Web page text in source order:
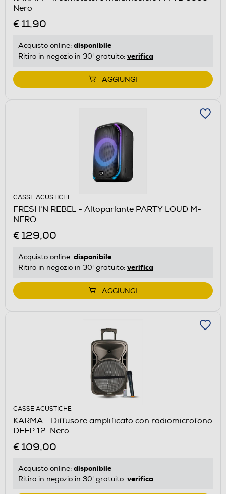
Nero
€ 11,90
Acquisto online: disponibile
Ritiro in negozio in 30' gratuito: verifica
AGGIUNGI
CASSE ACUSTICHE
FRESH'N REBEL - Altoparlante PARTY LOUD M-
NERO
€ 129,00
Acquisto online: disponibile
Ritiro in negozio in 30' gratuito: verifica
AGGIUNGI
CASSE ACUSTICHE
KARMA - Diffusore amplificato con radiomicrofono
DEEP 12-Nero
€ 109,00
Acquisto online: disponibile
Ritiro in negozio in 30' gratuito: verifica